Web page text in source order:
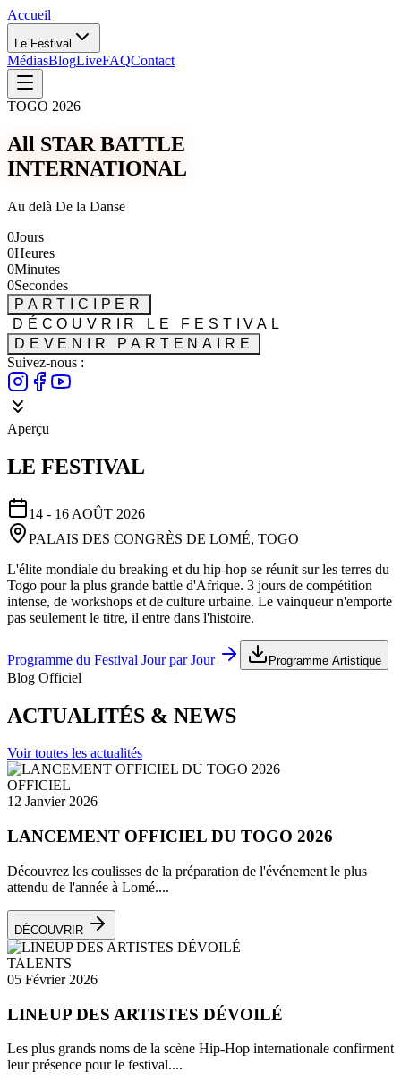
Accueil
Le Festival
MédiasBlogLiveFAQContact
TOGO 2026
All STAR BATTLE
INTERNATIONAL
Au delà De la Danse
0Jours
0Heures
0Minutes
0Secondes
PARTICIPER
DÉCOUVRIR LE FESTIVAL
DEVENIR PARTENAIRE
Suivez-nous :
Aperçu
LE FESTIVAL
14 - 16 AOÛT 2026
PALAIS DES CONGRÈS DE LOMÉ, TOGO
L'élite mondiale du breaking et du hip-hop se réunit sur les terres du
Togo pour la plus grande battle d'Afrique. 3 jours de compétition
intense, de workshops et de culture urbaine. Le vainqueur n'emporte
pas seulement le titre, il entre dans l'histoire.
Programme du Festival Jour par Jour Programme Artistique
Blog Officiel
ACTUALITÉS & NEWS
Voir toutes les actualités
OFFICIEL
12 Janvier 2026
LANCEMENT OFFICIEL DU TOGO 2026
Découvrez les coulisses de la préparation de l'événement le plus
attendu de l'année à Lomé....
DÉCOUVRIR
TALENTS
05 Février 2026
LINEUP DES ARTISTES DÉVOILÉ
Les plus grands noms de la scène Hip-Hop internationale confirment
leur présence pour le festival....